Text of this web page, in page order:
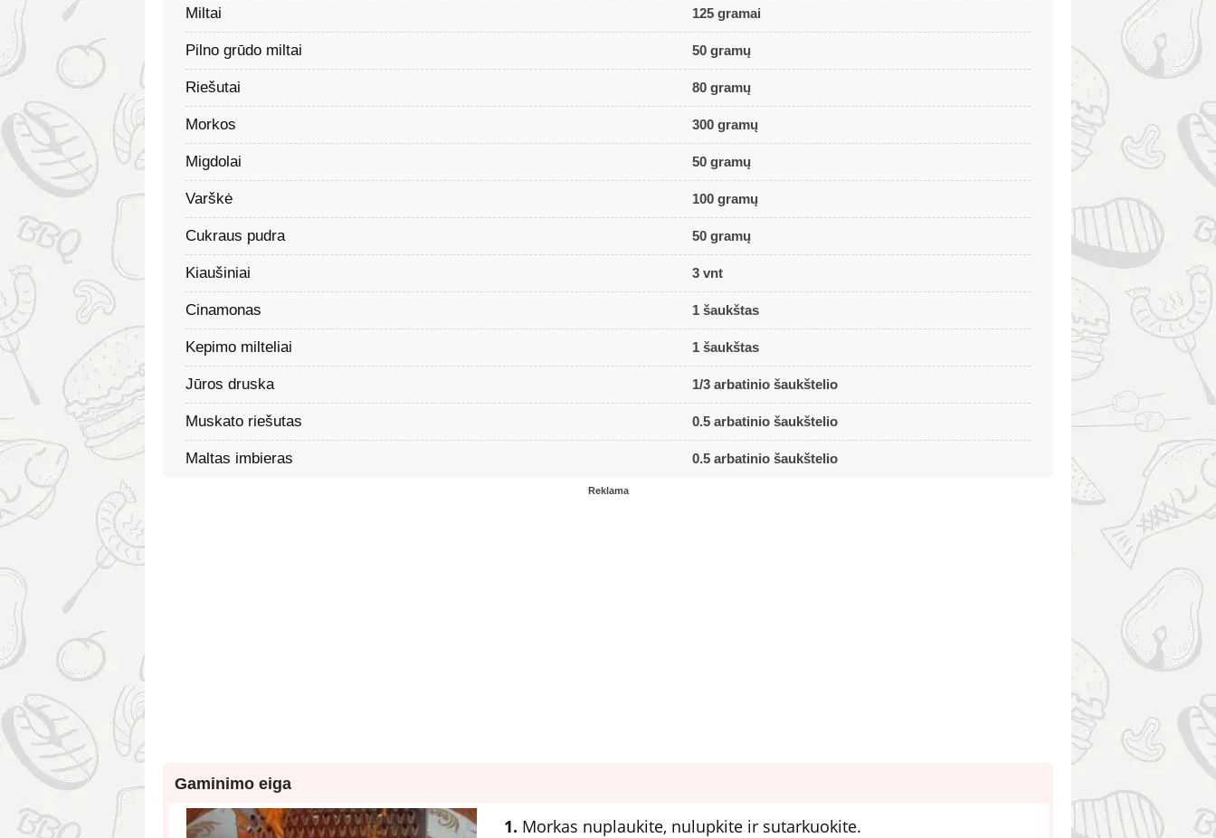
Miltai 125 gramai
Pilno grūdo miltai 50 gramų
Riešutai 80 gramų
Morkos 300 gramų
Migdolai 50 gramų
Varškė 100 gramų
Cukraus pudra 50 gramų
Kiaušiniai 3 vnt
Cinamonas 1 šaukštas
Kepimo milteliai 1 šaukštas
Jūros druska 1/3 arbatinio šaukštelio
Muskato riešutas 0.5 arbatinio šaukštelio
Maltas imbieras 0.5 arbatinio šaukštelio
Reklama
Gaminimo eiga
1. Morkas nuplaukite, nulupkite ir sutarkuokite.